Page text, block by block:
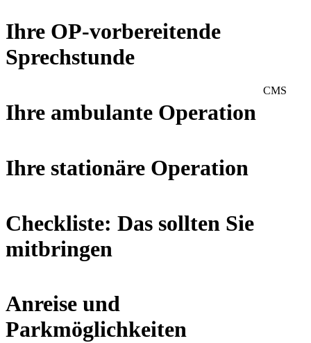
Ihre OP-vorbereitende
Sprechstunde
Ihre ambulante Operation
Ihre stationäre Operation
Checkliste: Das sollten Sie
mitbringen
Anreise und
Parkmöglichkeiten
CMS